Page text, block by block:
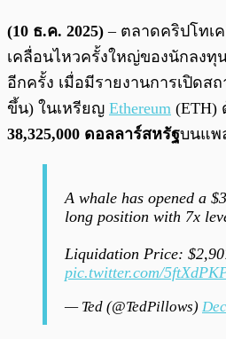
(10 ธ.ค. 2025) – ตลาดคริปโทเ
เคลื่อนไหวครั้งใหญ่ของนักลงทุ
อีกครั้ง เมื่อมีรายงานการเปิดสถ
ขึ้น) ในเหรียญ Ethereum (ETH)
38,325,000 ดอลลาร์สหรัฐบนแพ
A whale has opened a
long position with 7x
Liquidation Price:
pic.twitter.com/
— Ted (@TedPillows)